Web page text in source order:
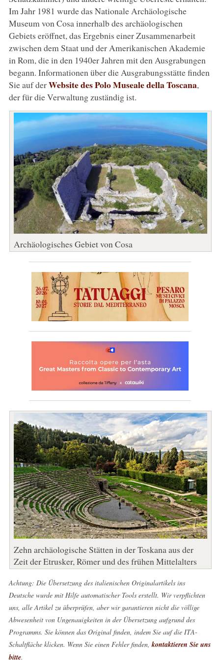
Im Jahr 1981 wurde das Nationale Archäologische
Museum von Cosa innerhalb des archäologischen
Gebiets eröffnet, das Ergebnis einer Zusammenarbeit
zwischen dem Staat und der Amerikanischen Akademie
in Rom, die in den 1940er Jahren mit den Ausgrabungen
begann. Informationen über die Ausgrabungsstätte finden
Sie auf derWebsite des Polo Museale della Toscana,
der für die Verwaltung zuständig ist.
Archäologisches Gebiet von Cosa
Zehn archäologische Stätten in der Toskana aus der
Zeit der Etrusker, Römer und des frühen Mittelalters
Achtung: Die Übersetzung des italienischen Originalartikels ins
Deutsche wurde mit Hilfe automatischer Tools erstellt. Wir verpflichten
uns, alle Artikel zu überprüfen, aber wir garantieren nicht die völlige
Abwesenheit von Ungenauigkeiten in der Übersetzung aufgrund des
Programms. Sie können das Original finden, indem Sie auf die ITA-
Schaltfläche klicken. Wenn Sie einen Fehler finden, kontaktieren Sie uns
bitte.